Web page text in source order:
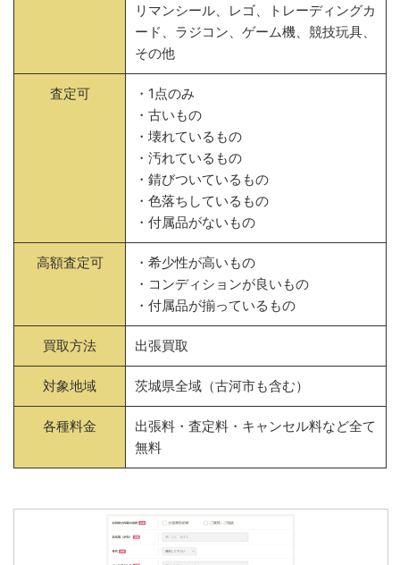
リマンシール、レゴ、トレーディングカ
ード、ラジコン、ゲーム機、競技玩具、
その他
査定可
・1点のみ
・古いもの
・壊れているもの
・汚れているもの
・錆びついているもの
・色落ちしているもの
・付属品がないもの
高額査定可
・希少性が高いもの
・コンディションが良いもの
・付属品が揃っているもの
買取方法 出張買取
対象地域 茨城県全域（古河市も含む）
各種料金
出張料・査定料・キャンセル料など全て
無料